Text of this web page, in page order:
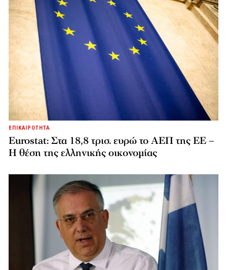
ΕΠΙΚΑΙΡΟΤΗΤΑ
Eurostat: Στα 18,8 τρισ. ευρώ το ΑΕΠ της ΕΕ –
Η θέση της ελληνικής οικονομίας